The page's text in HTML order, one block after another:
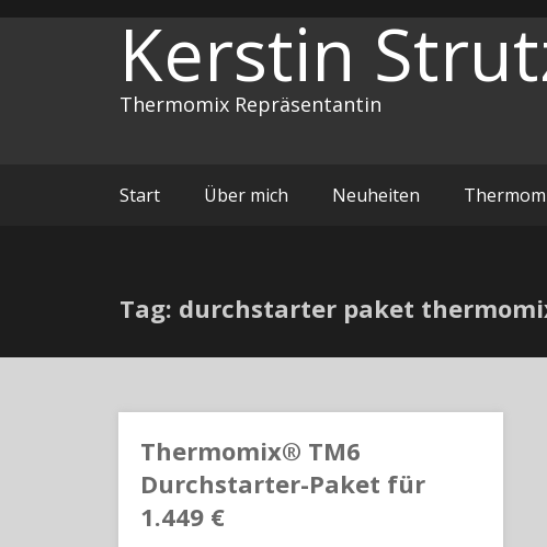
Kerstin
Thermomix Repräsentantin
Start Über mich Neuheiten
Tag: durchstarter paket
Thermomix® TM6
Durchstarter-Paket für
1.449 €